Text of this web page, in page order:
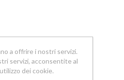
a offrire i nostri servizi.
servizi, acconsentite al
dei cookie.